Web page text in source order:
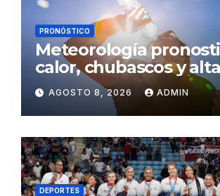
PRONÓSTICO
Meteorología
calor, chubascos y alta
concentración de
Sahara para este
AGOSTO 8, 2026 ADMIN
DEPORTES